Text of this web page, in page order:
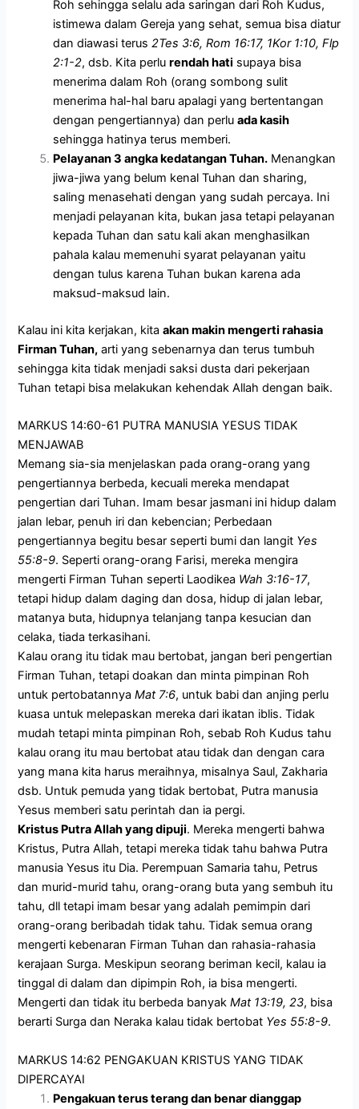
Roh sehingga selalu ada saringan dari Roh Kudus,
istimewa dalam Gereja yang sehat, semua bisa diatur
dan diawasi terus2Tes 3:6, Rom 16:17, 1Kor 1:10,Flp
2:1-2, dsb. Kita perlurendah hati supaya bisa
menerima dalam Roh (orang sombong sulit
menerima hal-hal baru apalagi yang bertentangan
dengan pengertiannya) dan perluada kasih
sehingga hatinya terus memberi.
Pelayanan 3 angka kedatangan Tuhan. Menangkan
jiwa-jiwa yang belum kenal Tuhan dan sharing,
saling menasehati dengan yang sudah percaya. Ini
menjadi pelayanan kita, bukan jasa tetapi pelayanan
kepada Tuhan dan satu kali akan menghasilkan
pahala kalau memenuhi syarat pelayanan yaitu
dengan tulus karena Tuhan bukan karena ada
maksud-maksud lain.
Kalau ini kita kerjakan, kitaakan makin mengerti rahasia
Firman Tuhan, arti yang sebenarnya dan terus tumbuh
sehingga kita tidak menjadi saksi dusta dari pekerjaan
Tuhan tetapi bisa melakukan kehendak Allah dengan baik.
MARKUS 14:60-61 PUTRA MANUSIA YESUS TIDAK
MENJAWAB
Memang sia-sia menjelaskan pada orang-orang yang
pengertiannya berbeda, kecuali mereka mendapat
pengertian dari Tuhan. Imam besar jasmani ini hidup dalam
jalan lebar, penuh iri dan kebencian; Perbedaan
pengertiannya begitu besar seperti bumi dan langit Yes
55:8-9. Seperti orang-orang Farisi, mereka mengira
mengerti Firman Tuhan seperti Laodikea Wah 3:16-17,
tetapi hidup dalam daging dan dosa, hidup di jalan lebar,
matanya buta, hidupnya telanjang tanpa kesucian dan
celaka, tiada terkasihani.
Kalau orang itu tidak mau bertobat, jangan beri pengertian
Firman Tuhan, tetapi doakan dan minta pimpinan Roh
untuk pertobatannyaMat 7:6, untuk babi dan anjing perlu
kuasa untuk melepaskan mereka dari ikatan iblis. Tidak
mudah tetapi minta pimpinan Roh, sebab Roh Kudus tahu
kalau orang itu mau bertobat atau tidak dan dengan cara
yang mana kita harus meraihnya, misalnya Saul, Zakharia
dsb. Untuk pemuda yang tidak bertobat, Putra manusia
Yesus memberi satu perintah dan ia pergi.
Kristus Putra Allah yang dipuji. Mereka mengerti bahwa
Kristus, Putra Allah, tetapi mereka tidak tahu bahwa Putra
manusia Yesus itu Dia. Perempuan Samaria tahu, Petrus
dan murid-murid tahu, orang-orang buta yang sembuh itu
tahu, dll tetapi imam besar yang adalah pemimpin dari
orang-orang beribadah tidak tahu. Tidak semua orang
mengerti kebenaran Firman Tuhan dan rahasia-rahasia
kerajaan Surga. Meskipun seorang beriman kecil, kalau ia
tinggal di dalam dan dipimpin Roh, ia bisa mengerti.
Mengerti dan tidak itu berbeda banyakMat 13:19, 23, bisa
berarti Surga dan Neraka kalau tidak bertobat Yes 55:8-9.
MARKUS 14:62 PENGAKUAN KRISTUS YANG TIDAK
DIPERCAYAI
Pengakuan terus terang dan benar dianggap